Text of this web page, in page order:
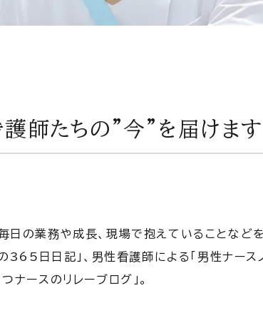
師たちの”今”を届けます
の業務や成長、現場で抱えていることなど
日日記」、男性看護師による「男性ナース
ナースのリレーブログ」。